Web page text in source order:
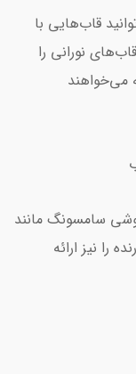
قاب‌هایی با
نورانی را
می‌خواهند
سامسونگ مانند
را نیز ارائه